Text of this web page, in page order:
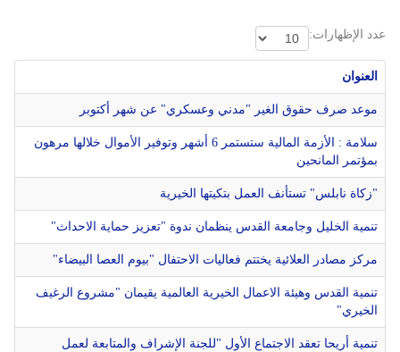
عدد الإظهارات:
العنوان
موعد صرف حقوق الغير "مدني وعسكري" عن شهر أكتوبر
سلامة : الأزمة المالية ستستمر 6 أشهر وتوفير الأموال خلالها مرهون
بمؤتمر المانحين
"زكاة نابلس" تستأنف العمل بتكيتها الخيرية
تنمية الخليل وجامعة القدس ينظمان ندوة "تعزيز حماية الاحداث"
مركز مصادر العلائية يختتم فعاليات الاحتفال "بيوم العصا البيضاء"
تنمية القدس وهيئة الاعمال الخيرية العالمية يقيمان "مشروع الرغيف
الخيري"
تنمية أريحا تعقد الاجتماع الأول "للجنة الإشراف والمتابعة لعمل
الاخبار
محلي
عربي
دولي
منوعات
صحة
حوادث
مساعدات
التنمية الاجتماعية
المنحة القطرية
الاونروا
اللاجئين
فلسطين
لبنان
سوريا
Articles 🌐
روابط